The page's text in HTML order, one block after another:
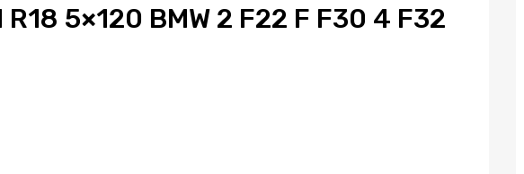
5×120 BMW 2 F22 F F30 4 F32